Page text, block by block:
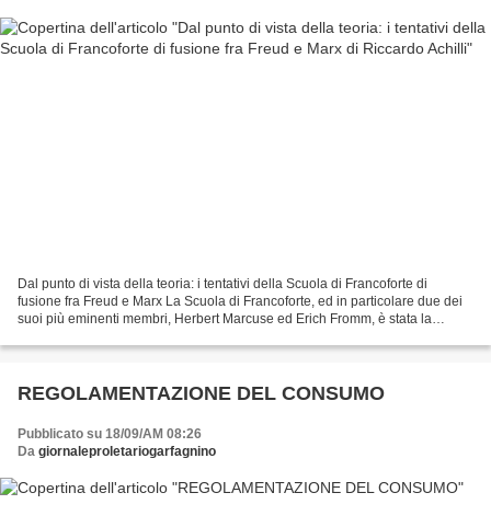
Dal punto di vista della teoria: i tentativi della Scuola di Francoforte di
fusione fra Freud e Marx La Scuola di Francoforte, ed in particolare due dei
suoi più eminenti membri, Herbert Marcuse ed Erich Fromm, è stata la
REGOLAMENTAZIONE DEL CONSUMO
Pubblicato su 18/09/AM 08:26
Da giornaleproletariogarfagnino